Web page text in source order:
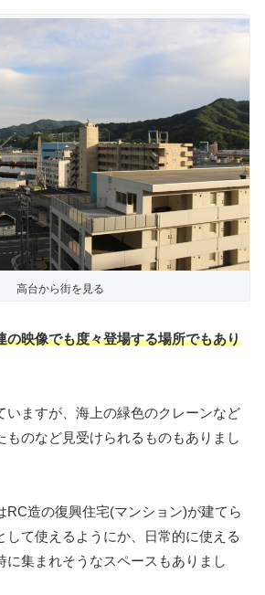
高台から街を見る
の映像でも度々登場する場所でもあり
いますが、海上の緑色のクレーンなど
ものなど見受けられるものもありまし
RC造の復興住宅(マンション)が建てら
して使えるようにか、日常的に使える
に集まれそうなスペースもありまし